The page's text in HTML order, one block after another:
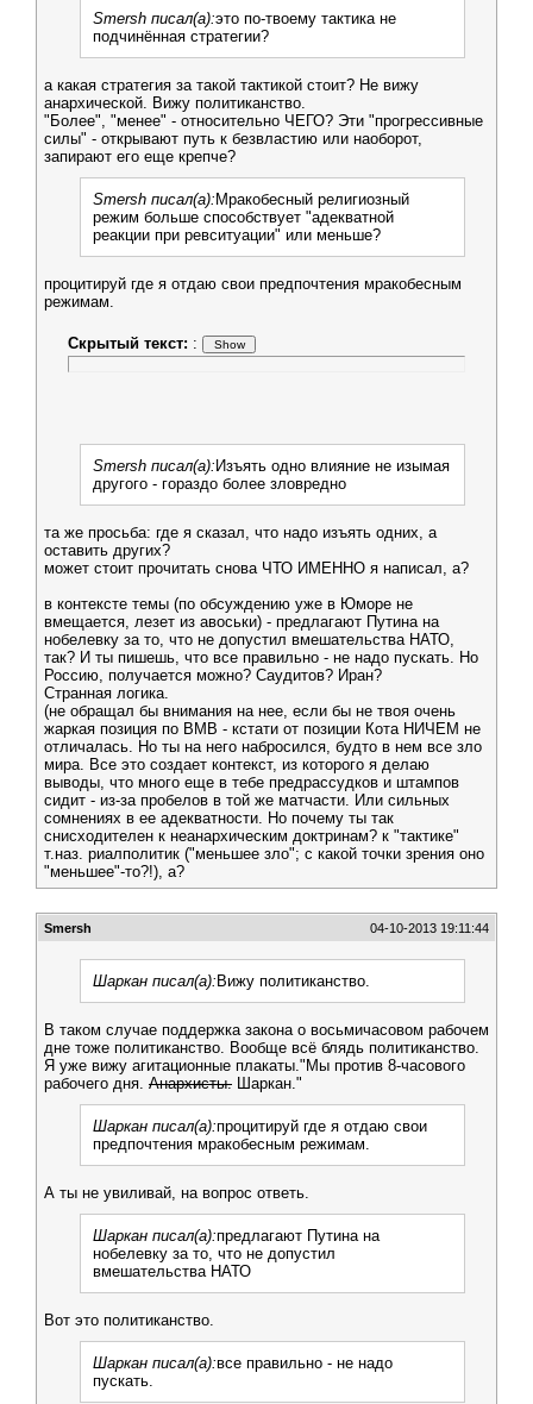
Smersh писал(а):это по-твоему тактика не
подчинённая стратегии?
а какая стратегия за такой тактикой стоит? Не вижу
анархической. Вижу политиканство.
"Более", "менее" - относительно ЧЕГО? Эти "прогрессивные
силы" - открывают путь к безвластию или наоборот,
запирают его еще крепче?
Smersh писал(а): Мракобесный религиозный
режим больше способствует "адекватной
реакции при ревситуации" или меньше?
процитируй где я отдаю свои предпочтения мракобесным
режимам.
Скрытый текст: :
Smersh писал(а): Изъять одно влияние не изымая
другого - гораздо более зловредно
та же просьба: где я сказал, что надо изъять одних, а
оставить других?
может стоит прочитать снова ЧТО ИМЕННО я написал, а?
в контексте темы (по обсуждению уже в Юморе не
вмещается, лезет из авоськи) - предлагают Путина на
нобелевку за то, что не допустил вмешательства НАТО,
так? И ты пишешь, что все правильно - не надо пускать. Но
Россию, получается можно? Саудитов? Иран?
Странная логика.
(не обращал бы внимания на нее, если бы не твоя очень
жаркая позиция по ВМВ - кстати от позиции Кота НИЧЕМ не
отличалась. Но ты на него набросился, будто в нем все зло
мира. Все это создает контекст, из которого я делаю
выводы, что много еще в тебе предрассудков и штампов
сидит - из-за пробелов в той же матчасти. Или сильных
сомнениях в ее адекватности. Но почему ты так
снисходителен к неанархическим доктринам? к "тактике"
т.наз. риалполитик ("меньшее зло"; с какой точки зрения оно
"меньшее"-то?!), а?
Smersh 04-10-2013 19:11:44
Шаркан писал(а): Вижу политиканство.
В таком случае поддержка закона о восьмичасовом рабочем
дне тоже политиканство. Вообще всё блядь политиканство.
Я уже вижу агитационные плакаты."Мы против 8-часового
рабочего дня. Анархисты. Шаркан."
Шаркан писал(а):процитируй где я отдаю свои
предпочтения мракобесным режимам.
А ты не увиливай, на вопрос ответь.
Шаркан писал(а):предлагают Путина на
нобелевку за то, что не допустил
вмешательства НАТО
Вот это политиканство.
Шаркан писал(а):все правильно - не надо
пускать.